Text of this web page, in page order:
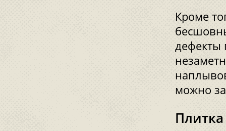
Кроме
дефекты
можно